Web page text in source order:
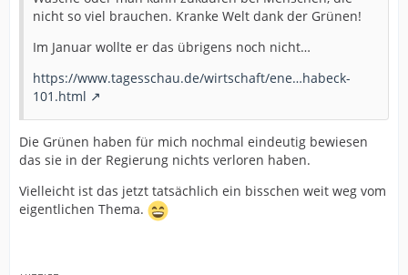
nicht so viel brauchen. Kranke Welt dank der Grünen!
Im Januar wollte er das übrigens noch nicht…
https://www.tagesschau.de/wirtschaft/ene…habeck-
101.html
Die Grünen haben für mich nochmal eindeutig bewiesen
das sie in der Regierung nichts verloren haben.
Vielleicht ist das jetzt tatsächlich ein bisschen weit weg vom
eigentlichen Thema.